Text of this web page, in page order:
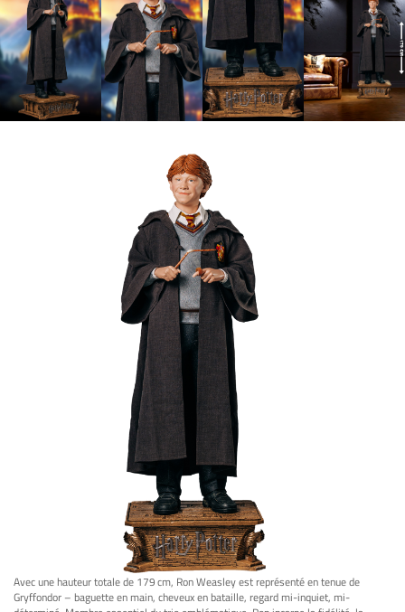
Avec une hauteur totale de 179 cm, Ron Weasley est représenté en tenue de
Gryffondor – baguette en main, cheveux en bataille, regard mi-inquiet, mi-